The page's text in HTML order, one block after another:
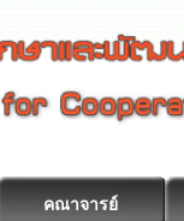
คณาจารย์